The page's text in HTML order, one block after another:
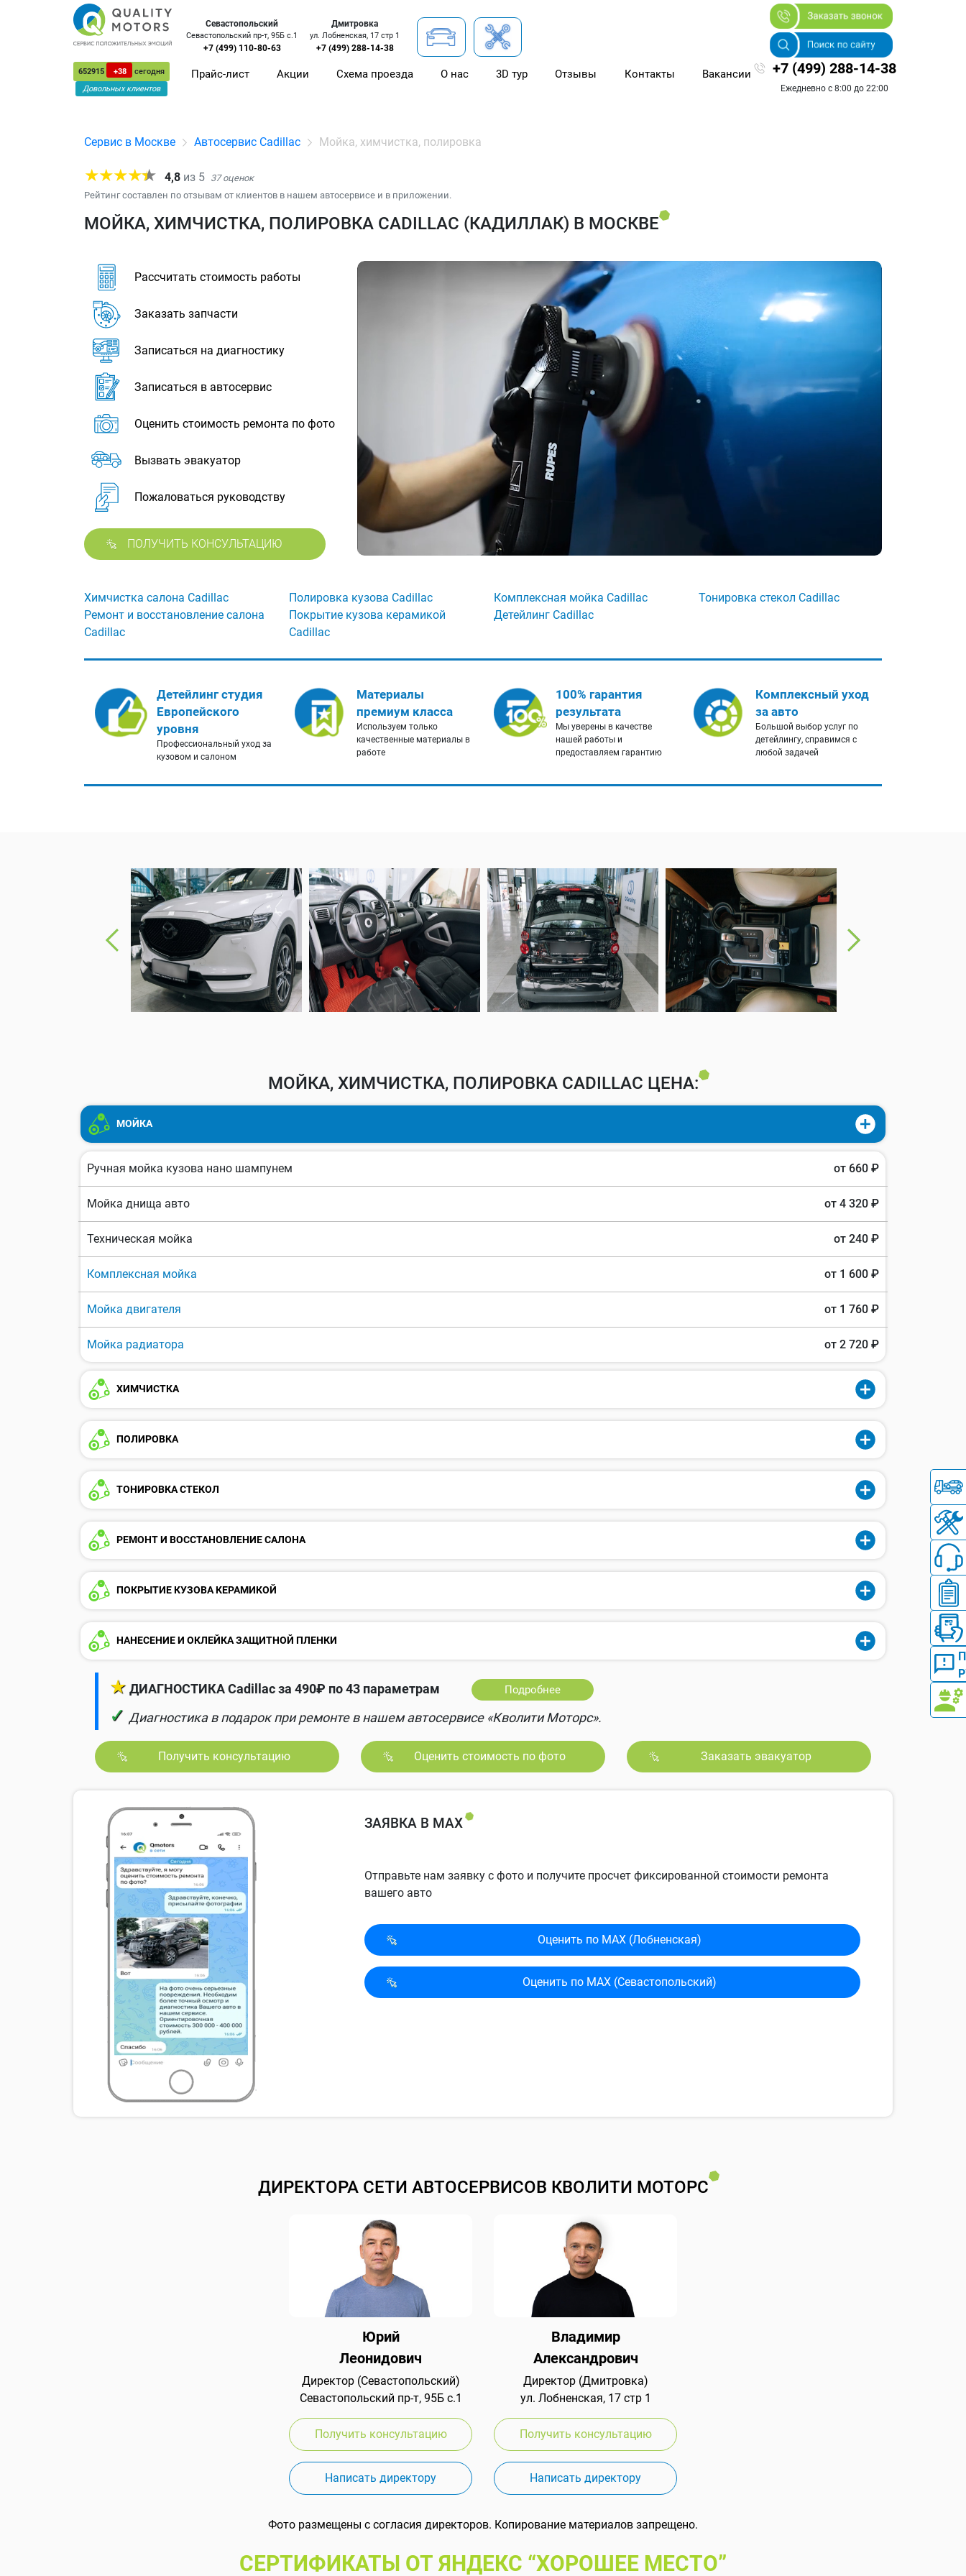
652915 +38
сегодня
Довольных клиентов
Севастопольский
Севастопольский пр-т, 95Б с.1
+7 (499) 110-80-63
Дмитровка
ул. Лобненская, 17 стр 1
+7 (499) 288-14-38
Прайс-лист Акции Схема проезда О нас 3D тур Отзывы Контакты Вакансии +7 (499) 288-14-38
Ежедневно с 8:00 до 22:00
Сервис в Москве Автосервис Cadillac Мойка, химчистка, полировка
4,8 из 5 37оценок
Рейтинг составлен по отзывам от клиентов в нашем автосервисе и в приложении.
МОЙКА, ХИМЧИСТКА, ПОЛИРОВКА CADILLAC (КАДИЛЛАК) В МОСКВЕ
Рассчитать стоимость работы
Заказать запчасти
Записаться на диагностику
Записаться в автосервис
Оценить стоимость ремонта по фото
Вызвать эвакуатор
Пожаловаться руководству
ПОЛУЧИТЬ КОНСУЛЬТАЦИЮ
Химчистка салона Cadillac Полировка кузова Cadillac Комплексная мойка Cadillac
Тонировка стекол Cadillac
Ремонт и восстановление салона
Cadillac
Покрытие кузова керамикой
Cadillac
Детейлинг Cadillac
Детейлинг студия
Европейского
уровня
Профессиональный уход за
кузовом и салоном
Материалы
премиум класса
Используем только
качественные материалы в
работе
100% гарантия
результата
Мы уверены в качестве
нашей работы и
предоставляем гарантию
Комплексный уход
за авто
Большой выбор услуг по
детейлингу, справимся с
любой задачей
МОЙКА, ХИМЧИСТКА, ПОЛИРОВКА CADILLAC ЦЕНА:
МОЙКА
Ручная мойка кузова нано шампунем от 660 ₽
Мойка днища авто от 4 320 ₽
Техническая мойка от 240 ₽
Комплексная мойка от 1 600 ₽
Мойка двигателя от 1 760 ₽
Мойка радиатора от 2 720 ₽
ХИМЧИСТКА
ПОЛИРОВКА
ТОНИРОВКА СТЕКОЛ
РЕМОНТ И ВОССТАНОВЛЕНИЕ САЛОНА
ПОКРЫТИЕ КУЗОВА КЕРАМИКОЙ
НАНЕСЕНИЕ И ОКЛЕЙКА ЗАЩИТНОЙ ПЛЕНКИ
★ ДИАГНОСТИКА Cadillac за 490₽ по 43 параметрам Подробнее
✓ Диагностика в подарок при ремонте в нашем автосервисе «Кволити Моторс».
Получить консультацию Оценить стоимость по фото Заказать эвакуатор
ЗАЯВКА В MAX
Отправьте нам заявку с фото и получите просчет фиксированной стоимости ремонта
вашего авто
Оценить по MAX (Лобненская)
Оценить по MAX (Севасто­польский)
ДИРЕКТОРА СЕТИ АВТОСЕРВИСОВ КВОЛИТИ МОТОРС
Юрий
Леонидович
Директор (Севастопольский)
Севастопольский пр-т, 95Б с.1
Получить консультацию
Написать директору
Владимир
Александрович
Директор (Дмитровка)
ул. Лобненская, 17 стр 1
Получить консультацию
Написать директору
Фото размещены с согласия директоров. Копирование материалов запрещено.
СЕРТИФИКАТЫ ОТ ЯНДЕКС “ХОРОШЕЕ МЕСТО”